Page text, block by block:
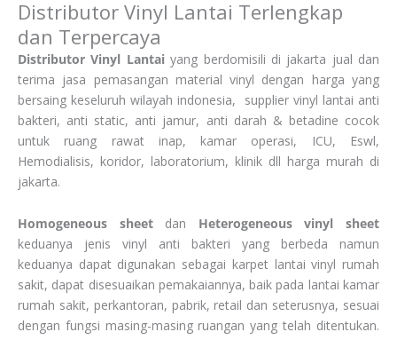
Distributor Vinyl Lantai Terlengkap
dan Terpercaya
Distributor Vinyl Lantai yang berdomisili di jakarta jual dan
terima jasa pemasangan material vinyl dengan harga yang
bersaing keseluruh wilayah indonesia, supplier vinyl lantai anti
bakteri, anti static, anti jamur, anti darah & betadine cocok
untuk ruang rawat inap, kamar operasi, ICU, Eswl,
Hemodialisis, koridor, laboratorium, klinik dll harga murah di
jakarta.
Homogeneous sheet dan Heterogeneous vinyl sheet
keduanya jenis vinyl anti bakteri yang berbeda namun
keduanya dapat digunakan sebagai karpet lantai vinyl rumah
sakit, dapat disesuaikan pemakaiannya, baik pada lantai kamar
rumah sakit, perkantoran, pabrik, retail dan seterusnya, sesuai
dengan fungsi masing-masing ruangan yang telah ditentukan.